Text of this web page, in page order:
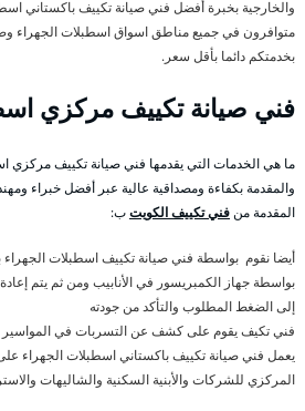
والخارجية بخبرة أفضل فني صيانة تكييف باكستاني
متوافرون في جميع مناطق اسواق اسطبلات الجهراء
بخدمتكم دائما بأقل سعر.
فني صيانة تكييف مركزي
ما هي الخدمات التي يقدمها فني صيانة تكييف مركزي
والمقدمة بكفاءة ومصداقية عالية عبر أفضل خبراء
المقدمة منفني تكييف الكويتب:
أيضا نقوم بواسطة فني صيانة تكييف اسطبلات الجهراء
بواسطة جهاز الكمبريسور في الأنابيب ومن ثم يتم
إلى الضغط المطلوب والتأكد من جودته
فني تكيف يقوم على كشف عن التسربات في المواسير
يعمل فني صيانة تكييف باكستاني اسطبلات الجهراء
المركزي للشركات والأبنية السكنية والشاليهات